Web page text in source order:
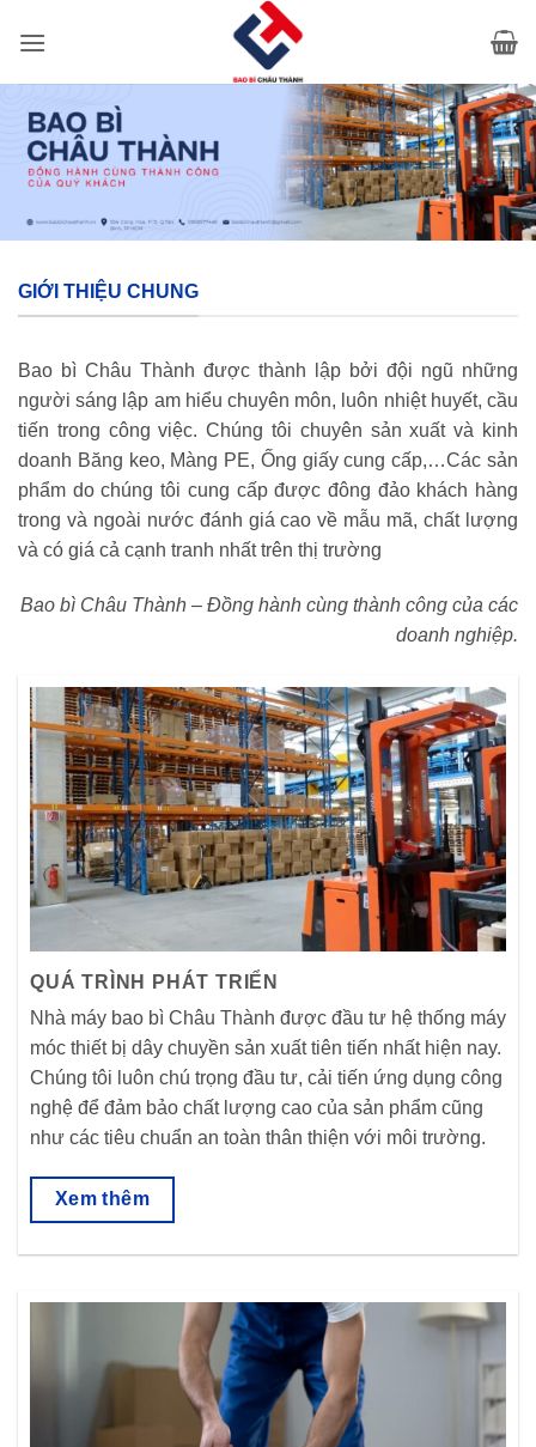
qua
GIỚI THIỆU CHUNG
Bao bì Châu Thành được thành lập bởi đội ngũ những
người sáng lập am hiểu chuyên môn, luôn nhiệt huyết, cầu
tiến trong công việc. Chúng tôi chuyên sản xuất và kinh
doanh Băng keo, Màng PE, Ống giấy cung cấp,…Các sản
phẩm do chúng tôi cung cấp được đông đảo khách hàng
trong và ngoài nước đánh giá cao về mẫu mã, chất lượng
và có giá cả cạnh tranh nhất trên thị trường
Bao bì Châu Thành – Đồng hành cùng thành công của các
doanh nghiệp.
QUÁ TRÌNH PHÁT TRIỂN
Nhà máy bao bì Châu Thành được đầu tư hệ thống máy
móc thiết bị dây chuyền sản xuất tiên tiến nhất hiện nay.
Chúng tôi luôn chú trọng đầu tư, cải tiến ứng dụng công
nghệ để đảm bảo chất lượng cao của sản phẩm cũng
như các tiêu chuẩn an toàn thân thiện với môi trường.
Xem thêm